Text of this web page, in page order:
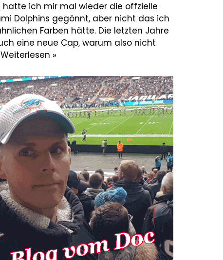
ich mir mal wieder die offzielle
Dolphins gegönnt, aber nicht das ich
Farben hätte. Die letzten Jahre
eine neue Cap, warum also nicht
Weiterlesen »